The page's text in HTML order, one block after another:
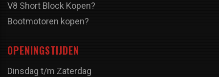
V8 Short Block Kopen?
Bootmotoren kopen?
OPENINGSTIJDEN
Dinsdag t/m Zaterdag